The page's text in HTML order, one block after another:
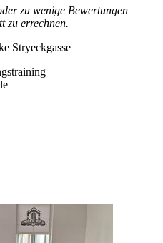
zu wenige Bewertungen
zu errechnen.
Stryeckgasse